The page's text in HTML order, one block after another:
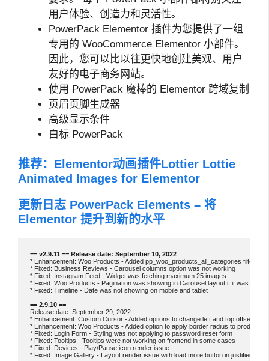
用户体验、创造力和灵活性。
PowerPack Elementor 插件为您提供了一组
专用的 WooCommerce Elementor 小部件。
因此，您可以比以往更快地创建美观、用户
友好的电子商务网站。
使用 PowerPack 魔棒的 Elementor 跨域复制
页眉页脚生成器
高级显示条件
白标 PowerPack
推荐： Elementor动画插件Lottier Lottie
Animated Images for Elementor
更新日志 PowerPack Elements – 将
Elementor 提升到新的水平
* Enhancement: Woo Products - Added pp_woo_products_all_categories filter
* Fixed: Business Reviews - Carousel columns option was not working
* Fixed: Instagram Feed - Widget was fetching maximum 25 images
* Fixed: Woo Products - Pagination was showing in Carousel layout if it was
* Fixed: Timeline - Date was not showing on mobile and tablet
Release date: September 29, 2022
* Enhancement: Custom Cursor - Added options to change left and top offset of
* Enhancement: Woo Products - Added option to apply border radius to products
* Fixed: Login Form - Styling was not applying to password reset form
* Fixed: Tooltips - Tooltips were not working on frontend in some cases
* Fixed: Devices - Play/Pause icon render issue